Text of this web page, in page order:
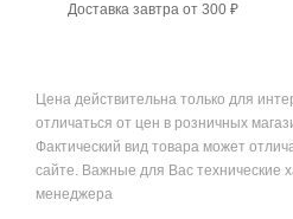
Доставка завтра от 300 ₽
Цена действительна только для
отличаться от цен в розничных
Фактический вид товара может
сайте. Важные для Вас технические
менеджера